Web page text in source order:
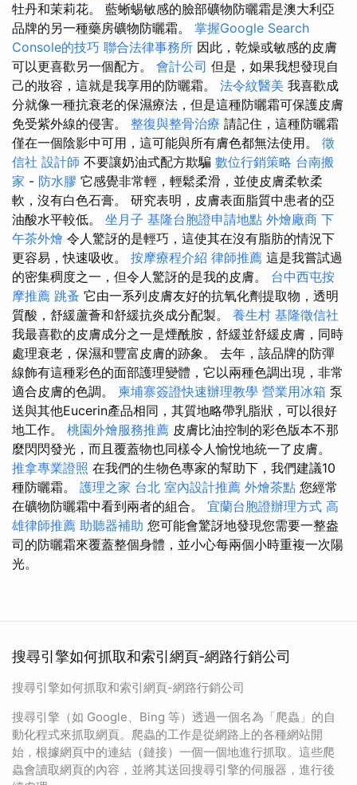
牡丹和茉莉花。 藍蜥蜴敏感的臉部礦物防曬霜是澳大利亞
品牌的另一種藥房礦物防曬霜。 掌握Google Search
Console的技巧 聯合法律事務所 因此，乾燥或敏感的皮膚
可以更喜歡另一個配方。 會計公司 但是，如果我想發現自
己的妝容，這就是我享用的防曬霜。 法令紋醫美 我喜歡成
分就像一種抗衰老的保濕療法，但是這種防曬霜可保護皮膚
免受紫外線的侵害。 整復與整骨治療 請記住，這種防曬霜
僅在一個陰影中可用，這可能與所有膚色都無法使用。 徵
信社 設計師 不要讓奶油式配方欺騙 數位行銷策略 台南搬
家 - 防水膠 它感覺非常輕，輕鬆柔滑，並使皮膚柔軟柔
軟，沒有白色石膏。 研究表明，皮膚表面脂質中患者的亞
油酸水平較低。 坐月子 基隆台胞證申請地點 外燴廠商 下
午茶外燴 令人驚訝的是輕巧，這使其在沒有脂肪的情況下
更容易，快速吸收。 按摩療程介紹 律師推薦 這是我嘗試過
的密集稠度之一，但令人驚訝的是我的皮膚。 台中西屯按
摩推薦 跳蚤 它由一系列皮膚友好的抗氧化劑提取物，透明
質酸，舒緩蘆薈和舒緩抗炎成分配製。 養生村 基隆徵信社
我最喜歡的皮膚成分之一是煙酰胺，舒緩並舒緩皮膚，同時
處理衰老，保濕和豐富皮膚的跡象。 去年，該品牌的防彈
線飾有這種彩色的面部護理變體，它以兩種色調出現，非常
適合皮膚的色調。 柬埔寨簽證快速辦理教學 營業用冰箱 泵
送與其他Eucerin產品相同，其質地略帶乳脂狀，可以很好
地工作。 桃園外燴服務推薦 皮膚比油控制的彩色版本不那
麼閃閃發光，而且覆蓋物也同樣令人愉悅地統一了皮膚。
推拿專業證照 在我們的生物色專家的幫助下，我們建議10
種防曬霜。 護理之家 台北 室內設計推薦 外燴茶點 您經常
在礦物防曬霜中看到兩者的組合。 宜蘭台胞證辦理方式 高
雄律師推薦 助聽器補助 您可能會驚訝地發現您需要一整盎
司的防曬霜來覆蓋整個身體，並小心每兩個小時重複一次陽
光。
搜尋引擎如何抓取和索引網頁-網路行銷公司
搜尋引擎如何抓取和索引網頁-網路行銷公司
搜尋引擎（如 Google、Bing 等）透過一個名為「爬蟲」的自
動化程式來抓取網頁。爬蟲的工作是從網路上的各種網站開
始，根據網頁中的連結（鏈接）一個一個地進行抓取。這些爬
蟲會讀取網頁的內容，並將其送回搜尋引擎的伺服器，進行後